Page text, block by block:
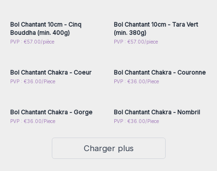
Bol Chantant 10cm - Cinq
Bouddha (min. 400g)
PVP : €57.00/pièce
Bol Chantant 10cm - Tara Vert
(min. 380g)
PVP : €57.00/piece
Connectez-vous ou
Bol Chantant Chakra - Coeur
PVP : €36.00/Piece
Connectez-vous ou
Bol Chantant Chakra - Couronne
PVP : €36.00/Piece
Connectez-vous ou
Bol Chantant Chakra - Gorge
PVP : €36.00/Piece
Connectez-vous ou
Bol Chantant Chakra - Nombril
PVP : €36.00/Piece
Charger plus